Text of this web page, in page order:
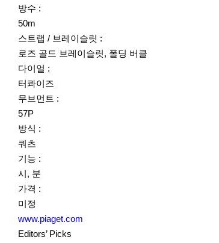
방수 :
50m
스트랩 / 브레이슬릿 :
로즈 골드 브레이슬릿, 폴딩 버클
다이얼 :
터콰이즈
무브먼트 :
57P
방식 :
쿼츠
기능 :
시, 분
가격 :
미정
www.piaget.com
Editors’ Picks